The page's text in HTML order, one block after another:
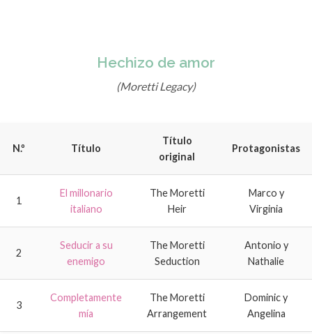
Hechizo de amor
(Moretti Legacy)
N.º Título
Título
original
Protagonistas
1
El millonario
italiano
The Moretti
Heir
Marco y
Virginia
2
Seducir a su
enemigo
The Moretti
Seduction
Antonio y
Nathalie
3
Completamente
mía
The Moretti
Arrangement
Dominic y
Angelina